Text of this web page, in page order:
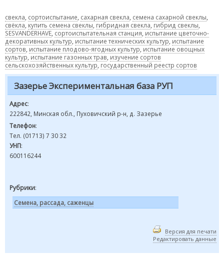
свекла сортоиспытание сахарная свекла семена сахарной свеклы
свёкла купить семена свеклы гибридная свекла гибрид свеклы
SESVANDERHAVE сортоиспытательная станция испытание цветочно-
декоративных культур испытание технических культур испытание
сортов испытание плодово-ягодных культур испытание овощных
культур испытание газонных трав изучение сортов
сельскохозяйственных культур государственный реестр сортов
Зазерье Экспериментальная база РУП
Адрес:
222842, Минская обл., Пуховичский р-н, д. Зазерье
Телефон:
Тел. (01713) 7 30 32
УНП:
600116244
Рубрики:
Семена, рассада, саженцы
Версия для печати
Редактировать данные